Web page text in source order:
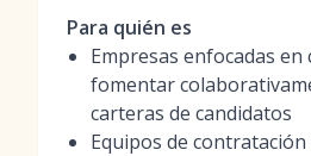
Para quién es
Empresas enfocadas
fomentar
carteras de candidatos
Equipos de